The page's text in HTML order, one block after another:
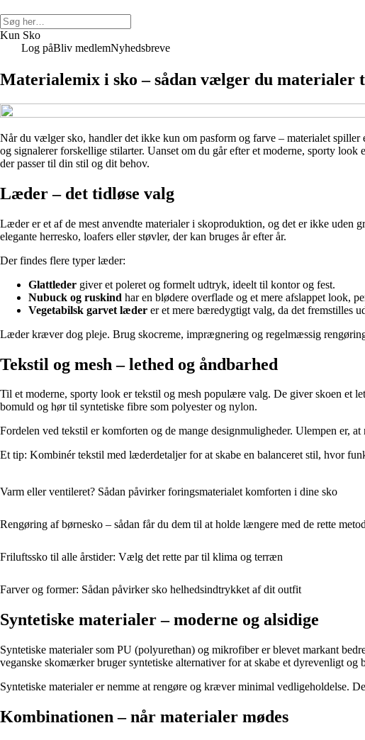
Kun Sko
Log påBliv medlemNyhedsbreve
Materialemix i sko – sådan vælger du materialer
Når du vælger sko, handler det ikke kun om pasform og farve – materialet
og signalerer forskellige stilarter. Uanset om du går efter et moderne, sporty
der passer til din stil og dit behov.
Læder – det tidløse valg
Læder er et af de mest anvendte materialer i skoproduktion, og det er ikke
elegante herresko, loafers eller støvler, der kan bruges år efter år.
Der findes flere typer læder:
Glattleder giver et poleret og formelt udtryk, ideelt til kontor og fest.
Nubuck og ruskind har en blødere overflade og et mere afslappet look,
Vegetabilsk garvet læder er et mere bæredygtigt valg, da det fremstilles
Læder kræver dog pleje. Brug skocreme, imprægnering og regelmæssig
Tekstil og mesh – lethed og åndbarhed
Til et moderne, sporty look er tekstil og mesh populære valg. De giver skoen et
bomuld og hør til syntetiske fibre som polyester og nylon.
Fordelen ved tekstil er komforten og de mange designmuligheder. Ulempen er,
Et tip: Kombinér tekstil med læderdetaljer for at skabe en balanceret stil, hvor
Varm eller ventileret? Sådan påvirker foringsmaterialet komforten i dine sko
Rengøring af børnesko – sådan får du dem til at holde længere med de rette
Friluftssko til alle årstider: Vælg det rette par til klima og terræn
Farver og former: Sådan påvirker sko helhedsindtrykket af dit outfit
Syntetiske materialer – moderne og alsidige
Syntetiske materialer som PU (polyurethan) og mikrofiber er blevet markant
veganske skomærker bruger syntetiske alternativer for at skabe et dyrevenligt og
Syntetiske materialer er nemme at rengøre og kræver minimal vedligeholdelse.
Kombinationen – når materialer mødes